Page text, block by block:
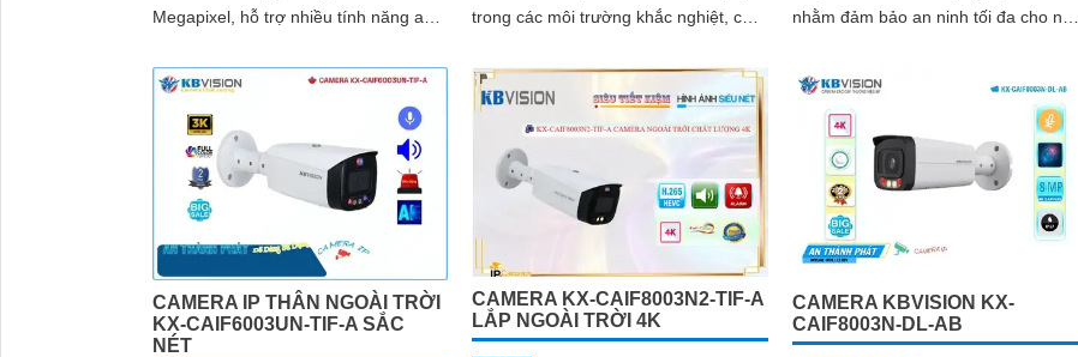
Megapixel, hỗ trợ nhiều tính năng an
tiên tiến như hồng ngoại, chống ngược
trong các môi trường khắc nghiệt, có
đạt...
nhằm đảm bảo an ninh tối đa cho ngôi
độ phân giải cao, camera cho hình
CAMERA IP THÂN NGOÀI TRỜI
KX-CAIF6003UN-TIF-A SẮC
NÉT
CAMERA KX-CAIF8003N2-TIF-A
LẮP NGOÀI TRỜI 4K
CAMERA KBVISION KX-
CAIF8003N-DL-AB